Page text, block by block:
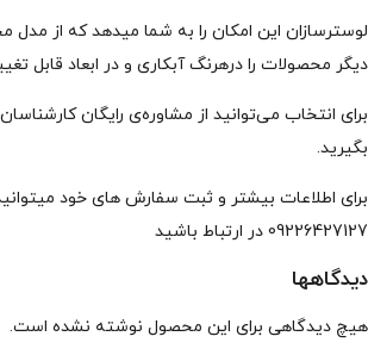
لوسترسازان این امکان را به شما میدهد که از مدل
دیگر محصولات را درهرنگ آبکاری و در ابعاد قابل
برای انتخاب می‌توانید از مشاوره‌ی رایگان
بگیرید.
برای اطلاعات بیشتر و ثبت سفارش های خود
09226427127 در ارتباط باشید
دیدگاهها
هیچ دیدگاهی برای این محصول نوشته نشده است.